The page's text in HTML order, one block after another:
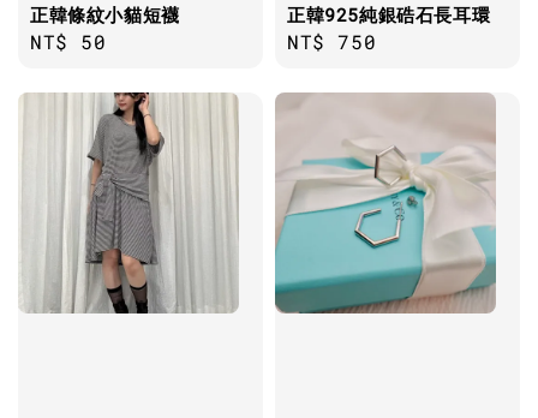
正韓條紋小貓短襪
Regular
NT$ 50
正韓925純銀硞石長耳環
Regular
NT$ 750